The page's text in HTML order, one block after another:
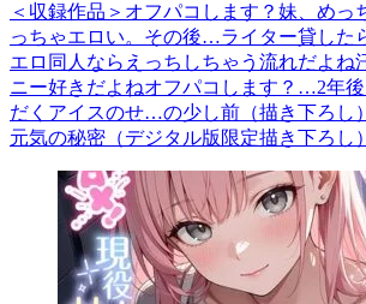
＜収録作品＞オフパコします？妹、めっ
っちゃエロい。その後…ライター貸した
エロ同人ならえっちしちゃう流れだよね
ニー好きだよねオフパコします？…2年
だくアイスのせ…の少し前（描き下ろし
元気の秘密（デジタル版限定描き下ろし）